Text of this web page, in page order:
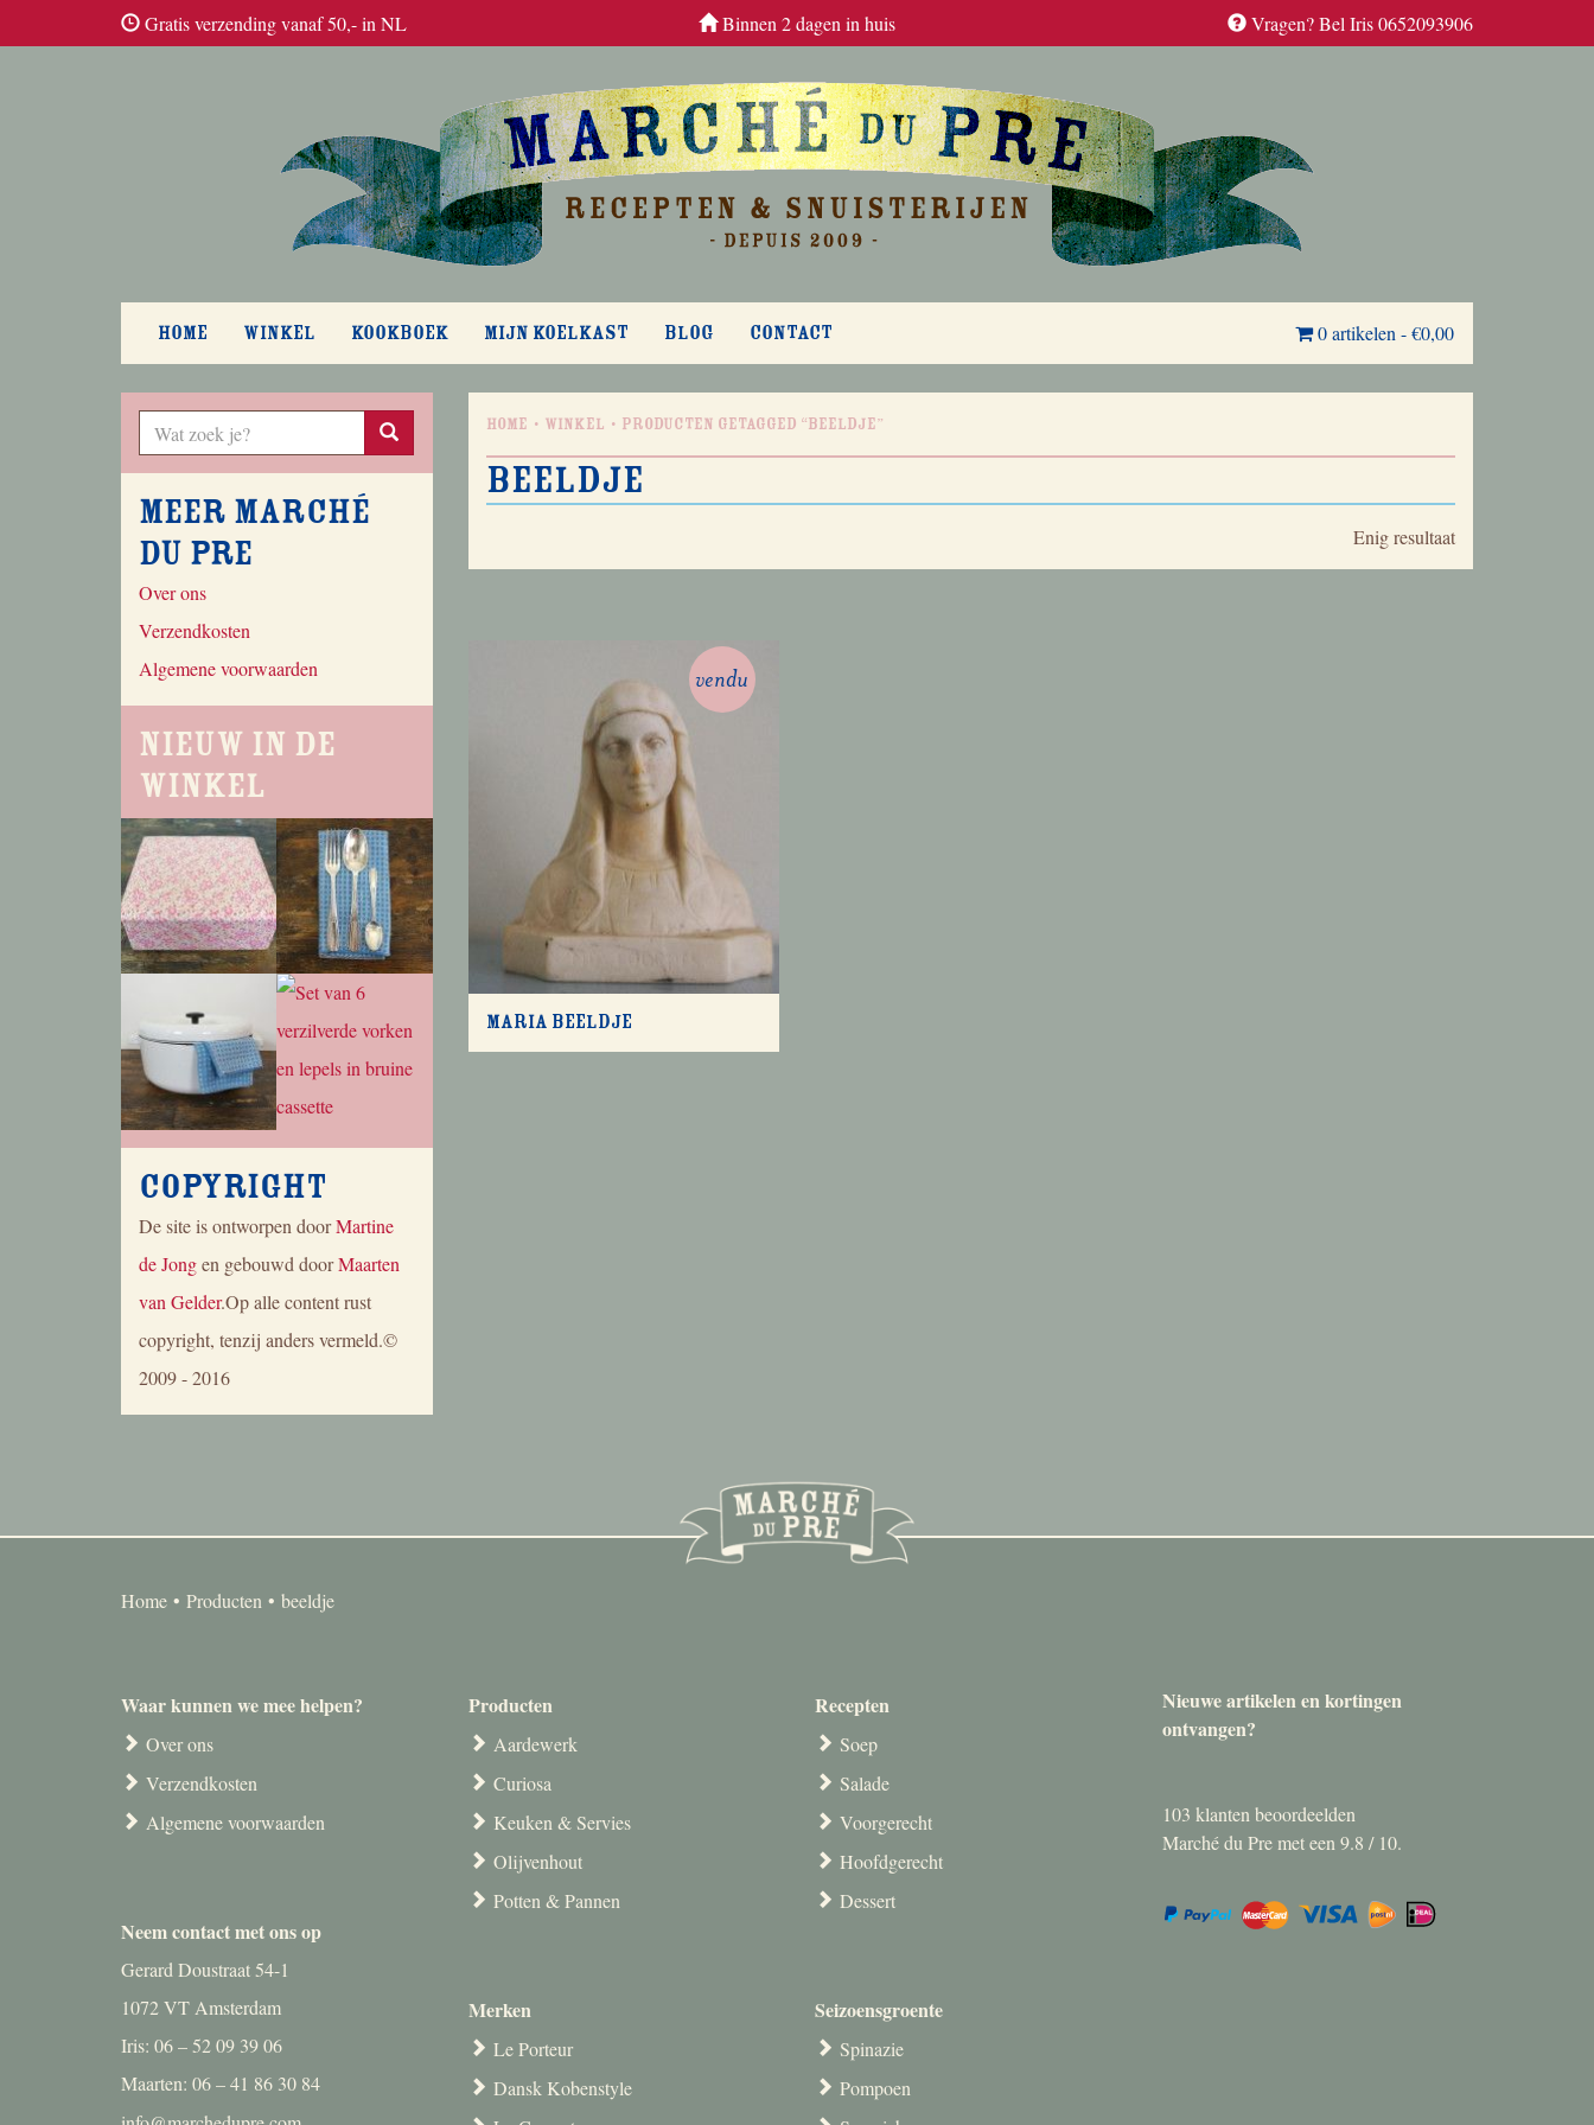
Gratis verzending vanaf 50,- in NL Binnen 2 dagen in huis Vragen? Bel Iris 0652093906
HOME WINKEL KOOKBOEK MIJN KOELKAST BLOG CONTACT 0 artikelen -€0,00
Meer Marché
du Pre
Over ons
Verzendkosten
Algemene voorwaarden
Nieuw in de
winkel
Copyright
De site is ontworpen doorMartine
de Jongen gebouwd doorMaarten
van Gelder.Op alle content rust
copyright, tenzij anders vermeld.©
2009 - 2016
Home Winkel Producten getagged “beeldje”
beeldje
Enig resultaat
Maria beeldje
vendu
Home Producten beeldje
Waar kunnen we mee helpen?
Over ons
Verzendkosten
Algemene voorwaarden
Neem contact met ons op
Gerard Doustraat 54-1
1072 VT Amsterdam
Iris: 06 – 52 09 39 06
Maarten: 06 – 41 86 30 84
Producten
Aardewerk
Curiosa
Keuken & Servies
Olijvenhout
Potten & Pannen
Merken
Le Porteur
Dansk Kobenstyle
Recepten
Soep
Salade
Voorgerecht
Hoofdgerecht
Dessert
Seizoensgroente
Spinazie
Pompoen
Nieuwe artikelen en kortingen
ontvangen?
103 klanten beoordeelden
Marché du Pre met een 9.8 / 10.